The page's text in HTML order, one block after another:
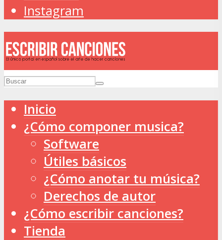
Instagram
Inicio
¿Cómo componer musica?
Software
Útiles básicos
¿Cómo anotar tu música?
Derechos de autor
¿Cómo escribir canciones?
Tienda